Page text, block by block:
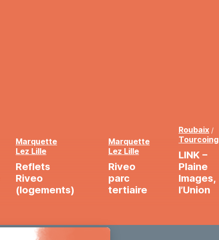
Marquette
Lez Lille
Reflets
Riveo
(logements)
Marquette
Lez Lille
Riveo
parc
tertiaire
Roubaix /
Tourcoing
LINK –
Plaine
Images,
l’Union